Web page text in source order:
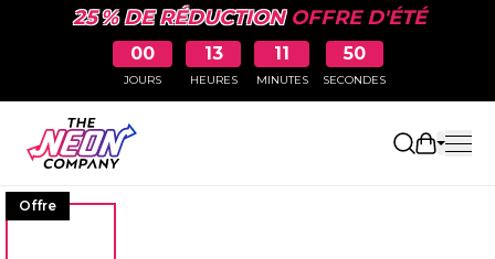
25 % DE RÉDUCTIONOFFRE D'ÉTÉ
00
JOURS
13
HEURES
11
MINUTES
49
SECONDES
Ouvrir
Offre